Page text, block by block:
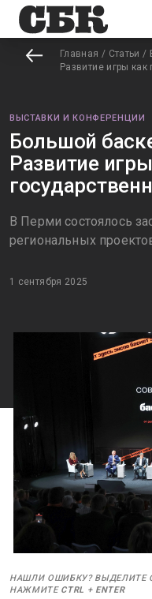
Главная / Статьи /
Развитие игры
ВЫСТАВКИ И КОНФЕРЕНЦИИ
Большой
Развитие
В Перми состоялось
региональных
1 сентября 2025
НАШЛИ ОШИБКУ?
НАЖМИТЕ CTRL + ENTER